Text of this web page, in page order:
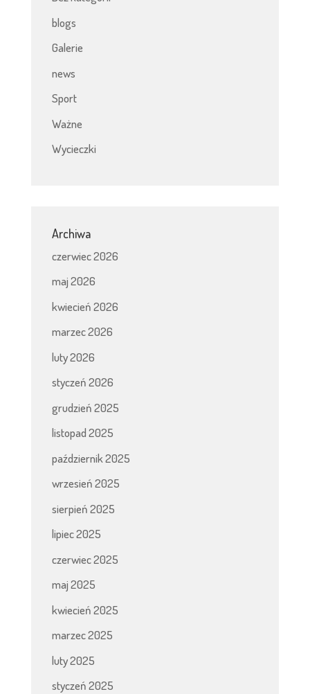
blogs
Galerie
news
Sport
Ważne
Wycieczki
Archiwa
czerwiec 2026
maj 2026
kwiecień 2026
marzec 2026
luty 2026
styczeń 2026
grudzień 2025
listopad 2025
październik 2025
wrzesień 2025
sierpień 2025
lipiec 2025
czerwiec 2025
maj 2025
kwiecień 2025
marzec 2025
luty 2025
styczeń 2025